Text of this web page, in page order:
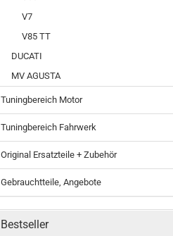
V7
V85 TT
DUCATI
MV AGUSTA
Tuningbereich Motor
Tuningbereich Fahrwerk
Original Ersatzteile + Zubehör
Gebrauchtteile, Angebote
Bestseller